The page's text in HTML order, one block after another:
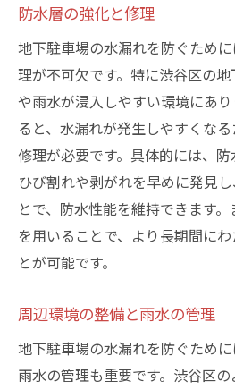
防水層の強化と修理
地下駐車場の水漏れを防ぐため
理が不可欠です。特に渋谷区の
や雨水が浸入しやすい環境にあ
ると、水漏れが発生しやすくな
修理が必要です。具体的には、
ひび割れや剥がれを早めに発見
とで、防水性能を維持できます
を用いることで、より長期間に
とが可能です。
周辺環境の整備と雨水の管理
地下駐車場の水漏れを防ぐため
雨水の管理も重要です。渋谷区